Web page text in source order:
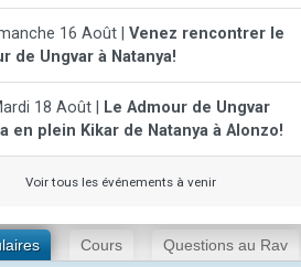
16 Août | Venez rencontrer le
de Ungvar à Natanya!
18 Août |
Le Admour de Ungvar
en plein Kikar de Natanya à Alonzo!
Voir tous les événements à venir
Cours Questions au Rav